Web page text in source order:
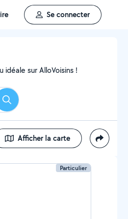
Se connecter
sur AlloVoisins !
Rechercher
Afficher la carte
Particulier